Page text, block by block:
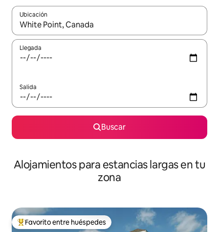
Ubicación
Cuando los resultados estén disponibles, podrás navegar
Llegada
Salida
Buscar
Alojamientos para estancias largas en tu
zona
De los mejores en Favorito entre huéspedes
Favorito entre huéspedes